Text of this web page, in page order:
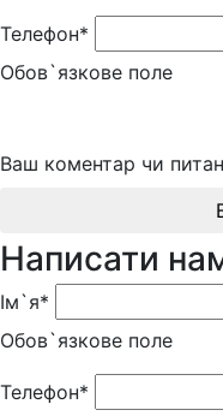
Телефон*
Обов`язкове поле
Ваш коментар чи
Написати
Ім`я*
Обов`язкове поле
Телефон*